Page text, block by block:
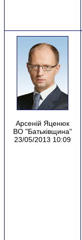
Арсеній Яценюк
ВО "Батьківщина"
23/05/2013 10:09